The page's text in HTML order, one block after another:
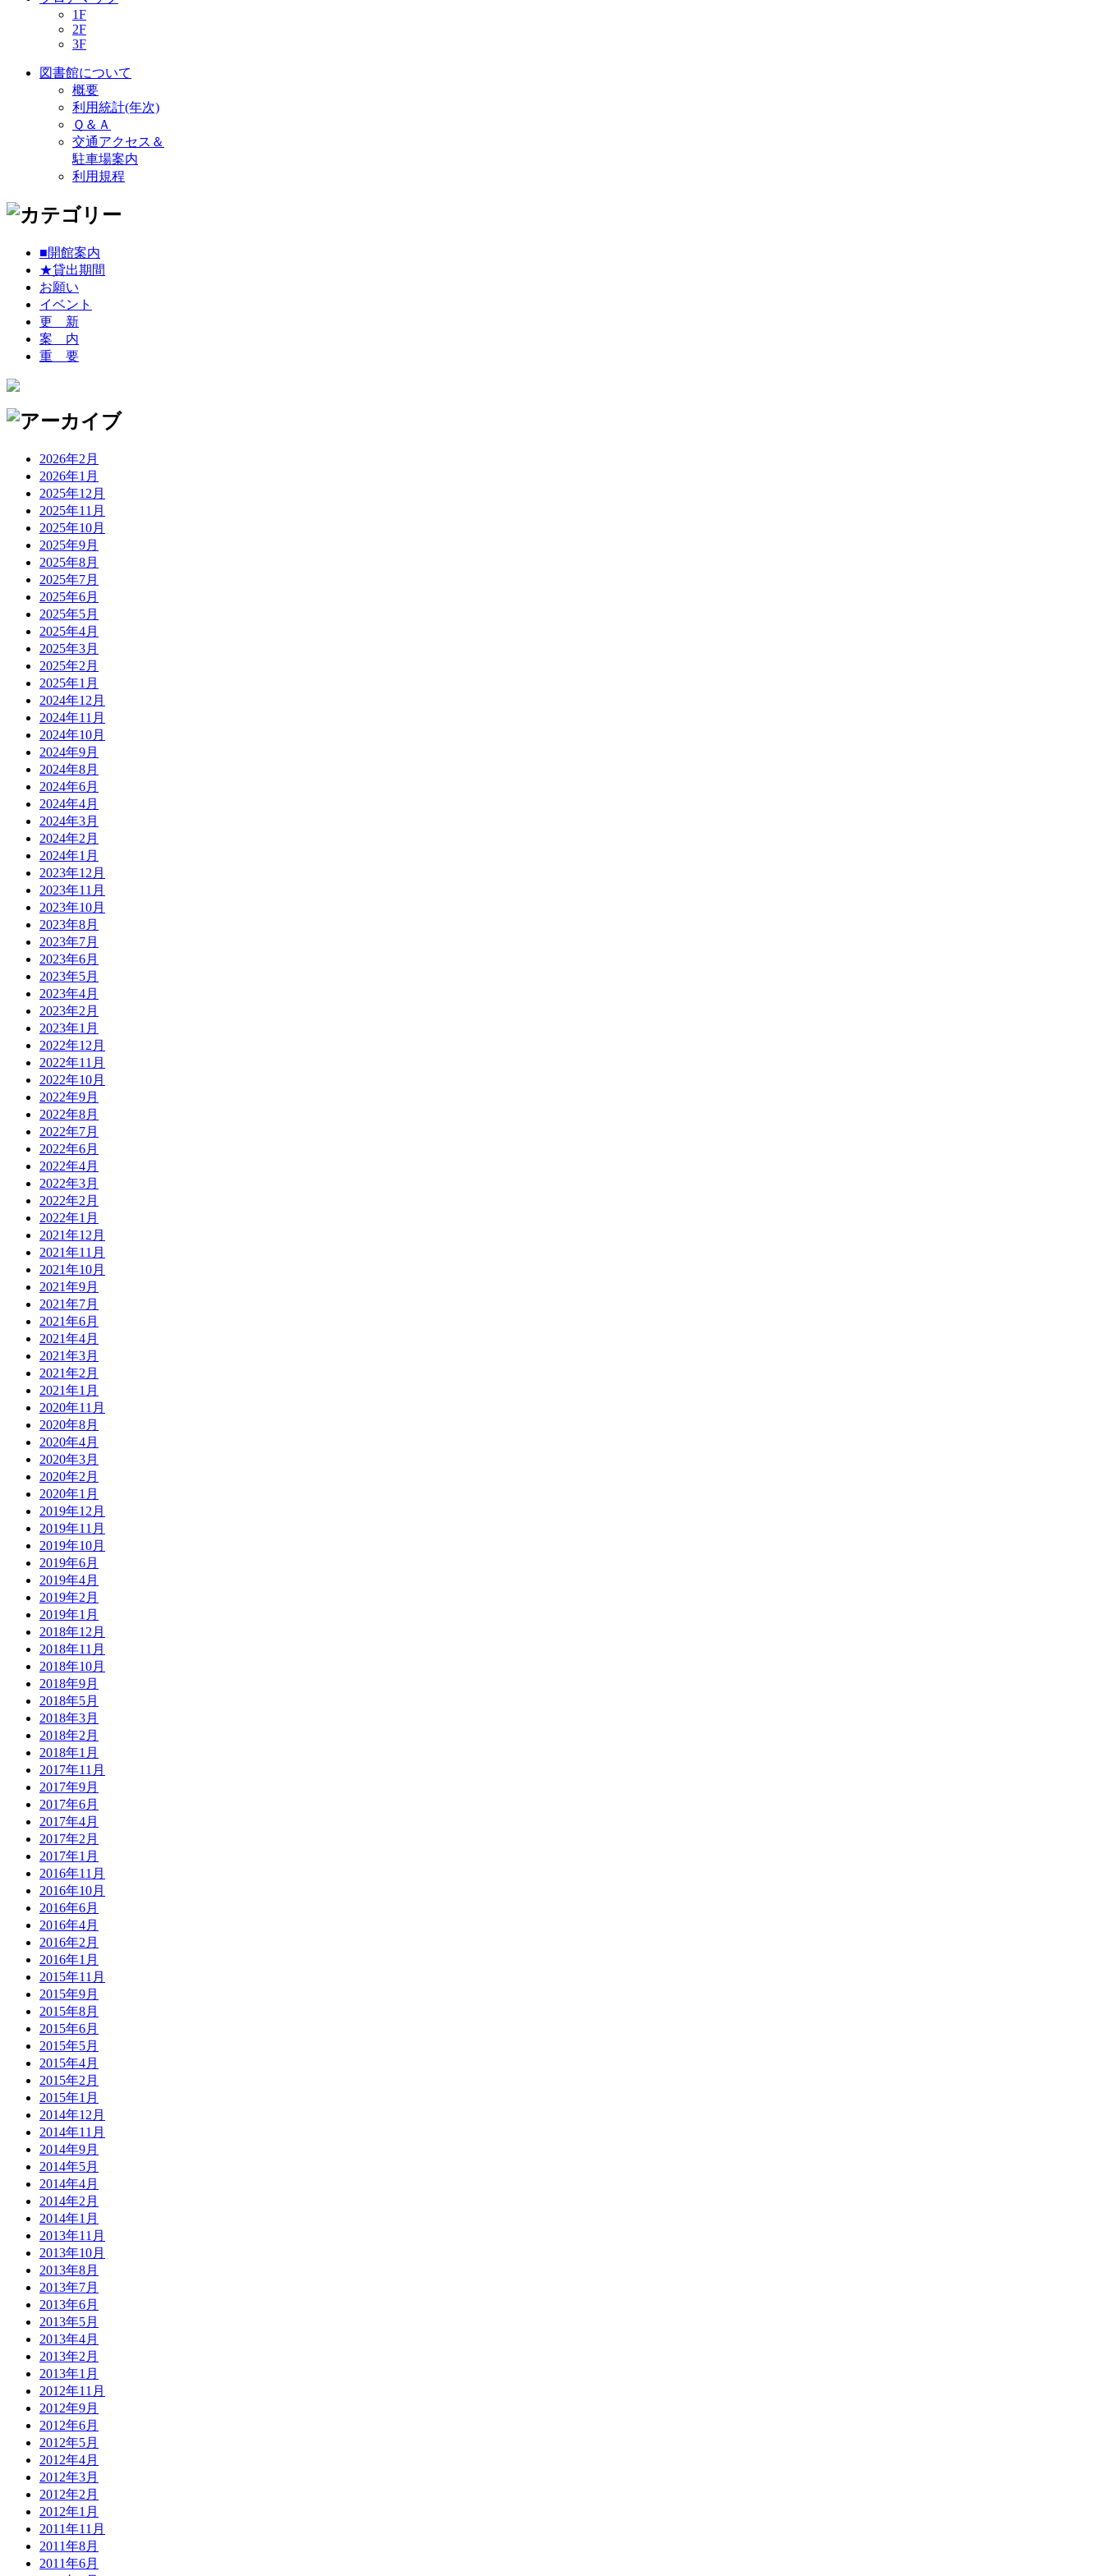
1F
2F
3F
図書館について
概要
利用統計(年次)
Ｑ＆Ａ
交通アクセス＆
駐車場案内
利用規程
■開館案内
★貸出期間
お願い
イベント
更 新
案 内
重 要
2026年2月
2026年1月
2025年12月
2025年11月
2025年10月
2025年9月
2025年8月
2025年7月
2025年6月
2025年5月
2025年4月
2025年3月
2025年2月
2025年1月
2024年12月
2024年11月
2024年10月
2024年9月
2024年8月
2024年6月
2024年4月
2024年3月
2024年2月
2024年1月
2023年12月
2023年11月
2023年10月
2023年8月
2023年7月
2023年6月
2023年5月
2023年4月
2023年2月
2023年1月
2022年12月
2022年11月
2022年10月
2022年9月
2022年8月
2022年7月
2022年6月
2022年4月
2022年3月
2022年2月
2022年1月
2021年12月
2021年11月
2021年10月
2021年9月
2021年7月
2021年6月
2021年4月
2021年3月
2021年2月
2021年1月
2020年11月
2020年8月
2020年4月
2020年3月
2020年2月
2020年1月
2019年12月
2019年11月
2019年10月
2019年6月
2019年4月
2019年2月
2019年1月
2018年12月
2018年11月
2018年10月
2018年9月
2018年5月
2018年3月
2018年2月
2018年1月
2017年11月
2017年9月
2017年6月
2017年4月
2017年2月
2017年1月
2016年11月
2016年10月
2016年6月
2016年4月
2016年2月
2016年1月
2015年11月
2015年9月
2015年8月
2015年6月
2015年5月
2015年4月
2015年2月
2015年1月
2014年12月
2014年11月
2014年9月
2014年5月
2014年4月
2014年2月
2014年1月
2013年11月
2013年10月
2013年8月
2013年7月
2013年6月
2013年5月
2013年4月
2013年2月
2013年1月
2012年11月
2012年9月
2012年6月
2012年5月
2012年4月
2012年3月
2012年2月
2012年1月
2011年11月
2011年8月
2011年6月